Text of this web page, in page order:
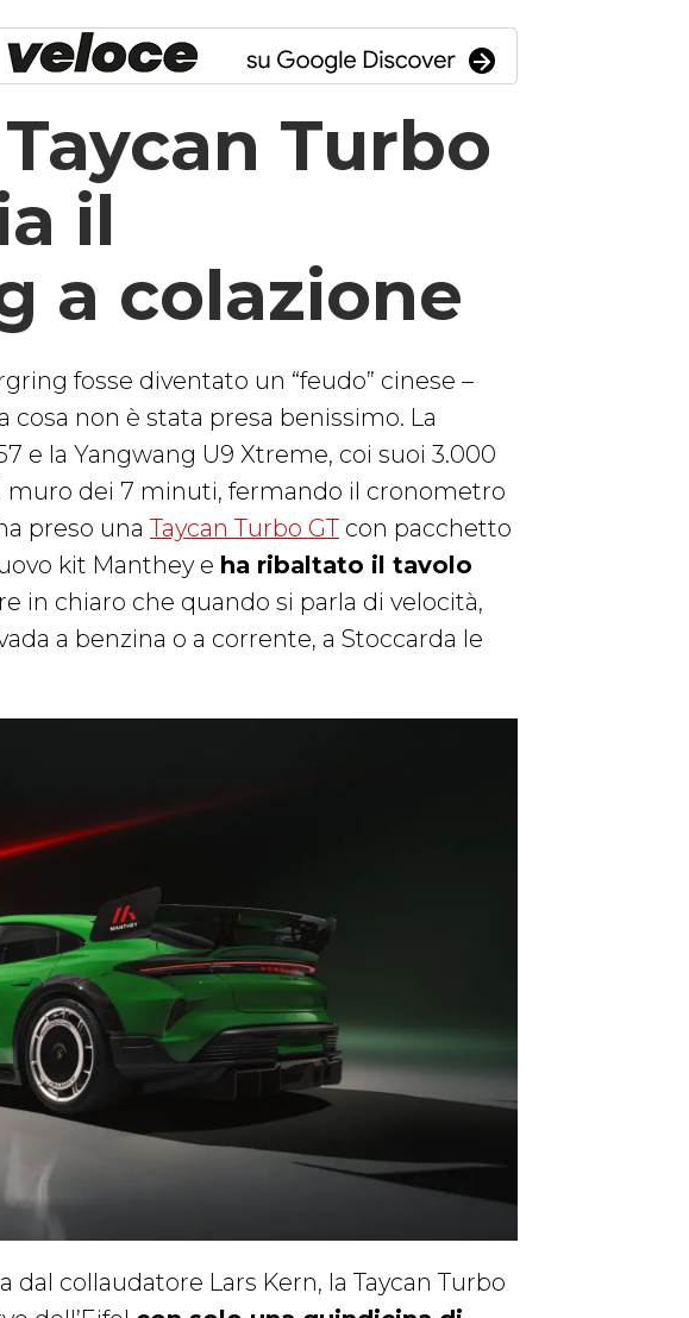
Turbo
il
a colazione
fosse diventato un “feudo” cinese –
non è stata presa benissimo. La
e la Yangwang U9 Xtreme, coi suoi 3.000
muro dei 7 minuti, fermando il cronometro
preso una Taycan Turbo GT con pacchetto
kit Manthey e ha ribaltato il tavolo
in chiaro che quando si parla di velocità,
a benzina o a corrente, a Stoccarda le
dal collaudatore Lars Kern, la Taycan Turbo